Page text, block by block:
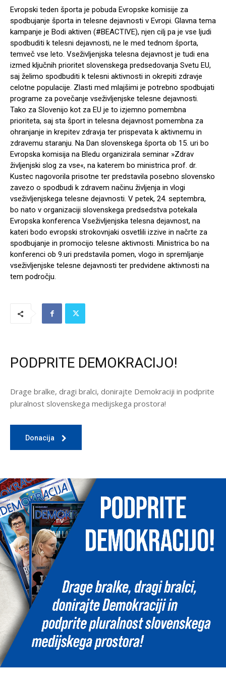
Evropski teden športa je pobuda Evropske komisije za
spodbujanje športa in telesne dejavnosti v Evropi. Glavna tema
kampanje je Bodi aktiven (#BEACTIVE), njen cilj pa je vse ljudi
spodbuditi k telesni dejavnosti, ne le med tednom športa,
temveč vse leto. Vseživljenjska telesna dejavnost je tudi ena
izmed ključnih prioritet slovenskega predsedovanja Svetu EU,
saj želimo spodbuditi k telesni aktivnosti in okrepiti zdravje
celotne populacije. Zlasti med mlajšimi je potrebno spodbujati
programe za povečanje vseživljenjske telesne dejavnosti.
Tako za Slovenijo kot za EU je to izjemno pomembna
prioriteta, saj sta šport in telesna dejavnost pomembna za
ohranjanje in krepitev zdravja ter prispevata k aktivnemu in
zdravemu staranju. Na Dan slovenskega športa ob 15. uri bo
Evropska komisija na Bledu organizirala seminar »Zdrav
življenjski slog za vse«, na katerem bo ministrica prof. dr.
Kustec nagovorila prisotne ter predstavila posebno slovensko
zavezo o spodbudi k zdravem načinu življenja in vlogi
vseživljenjskega telesne dejavnosti. V petek, 24. septembra,
bo nato v organizaciji slovenskega predsedstva potekala
Evropska konferenca Vseživljenjska telesna dejavnost, na
kateri bodo evropski strokovnjaki osvetlili izzive in načrte za
spodbujanje in promocijo telesne aktivnosti. Ministrica bo na
konferenci ob 9.uri predstavila pomen, vlogo in spremljanje
vseživljenjske telesne dejavnosti ter predvidene aktivnosti na
tem področju.
PODPRITE DEMOKRACIJO!
Drage bralke, dragi bralci, donirajte Demokraciji in podprite
pluralnost slovenskega medijskega prostora!
Donacija